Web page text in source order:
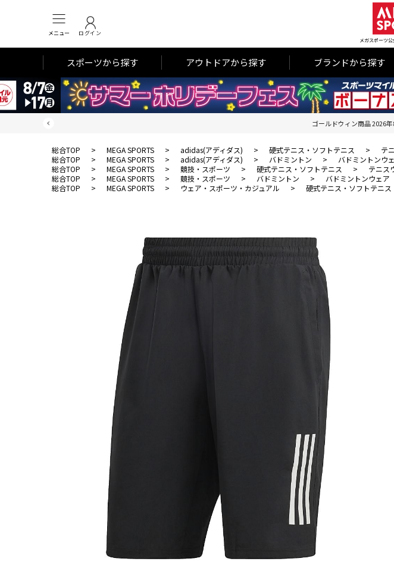
メニュー ログイン
メガスポーツ
スポーツから探す アウトドアから探す ブランドから探す
ゴールドウィン商品 2026
総合TOP > MEGA SPORTS > adidas(アディダス) > 硬式テニス・ソフトテニス > テ
総合TOP
> MEGA SPORTS > adidas(アディダス) > バドミントン > バドミントンウ
総合TOP
> MEGA SPORTS > 競技・スポーツ > 硬式テニス・ソフトテニス > テニス
総合TOP
> MEGA SPORTS > 競技・スポーツ > バドミントン > バドミントンウェア
総合TOP
> MEGA SPORTS > ウェア・スポーツ・カジュアル > 硬式テニス・ソフトテニス